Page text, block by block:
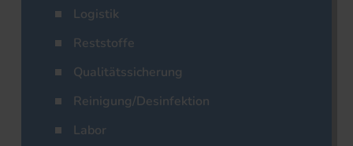
Logistik
Reststoffe
Qualitätssicherung
Reinigung/Desinfektion
Labor